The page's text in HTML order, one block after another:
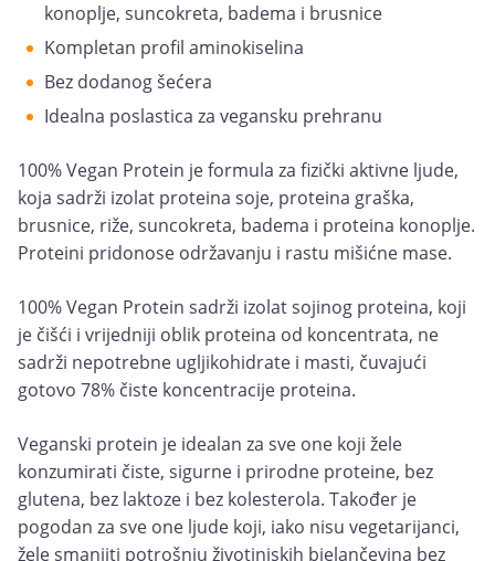
konoplje, suncokreta, badema i brusnice
Kompletan profil aminokiselina
Bez dodanog šećera
Idealna poslastica za vegansku prehranu
100% Vegan Protein je formula za fizički aktivne ljude,
koja sadrži izolat proteina soje, proteina graška,
brusnice, riže, suncokreta, badema i proteina konoplje.
Proteini pridonose održavanju i rastu mišićne mase.
100% Vegan Protein sadrži izolat sojinog proteina, koji
je čišći i vrijedniji oblik proteina od koncentrata, ne
sadrži nepotrebne ugljikohidrate i masti, čuvajući
gotovo 78% čiste koncentracije proteina.
Veganski protein je idealan za sve one koji žele
konzumirati čiste, sigurne i prirodne proteine, bez
glutena, bez laktoze i bez kolesterola. Također je
pogodan za sve one ljude koji, iako nisu vegetarijanci,
žele smanjiti potrošnju životinjskih bjelančevina bez